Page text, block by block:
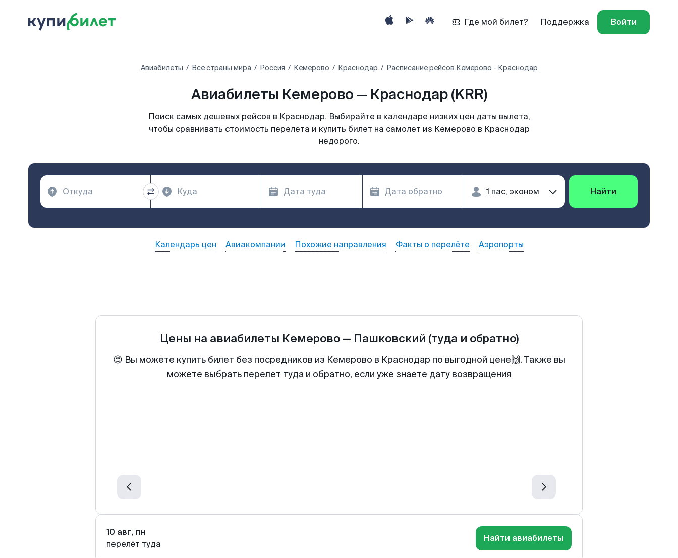
Где мой билет? Поддержка Войти
Авиабилеты Все страны мира Россия Кемерово Краснодар Расписание рейсов Кемерово - Краснодар
Авиабилеты Кемерово — Краснодар (KRR)
Поиск самых дешевых рейсов в Краснодар. Выбирайте в календаре низких цен даты вылета,
чтобы сравнивать стоимость перелета и купить билет на самолет из Кемерово в Краснодар
недорого.
Найти
Календарь цен Авиакомпании Похожие направления Факты о перелёте Аэропорты
Цены на авиабилеты Кемерово— Пашковский (туда и обратно)
😍 Вы можете купить билет без посредников из Кемерово в Краснодар по выгодной цене🙌. Также вы
можете выбрать перелет туда и обратно, если уже знаете дату возвращения
10 авг, пн
перелёт туда
Найти авиабилеты